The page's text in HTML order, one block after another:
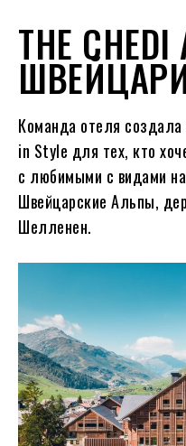
THE CHEDI
Команда отеля
in Style для тех, кто
с любимыми с видами
Швейцарские Альпы,
Шелленен.